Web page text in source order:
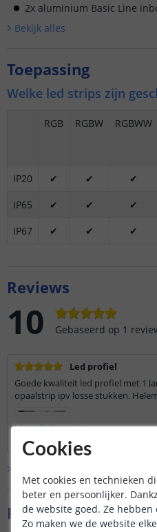
2x aluminium Basic Line
Bekijk alles
Toepassing
Welke led strips zijn
RGB RGBW RGBWW
IP20 ✔ ✔ ✔
IP65
✔ ✔ ✔
IP67
✔ ✔ ✔
Reviews
10 Gebaseerd op 1
Led profiel
Goede kwaliteit led profiel met 1
opaalstrip ipv losse stukken.
Lees hele review
Harold 6 oktober 2025
Foto's van klanten
Cookies
Met cookies en technieken
beter en persoonlijker.
de website goed. Ze
Zo maken we de website